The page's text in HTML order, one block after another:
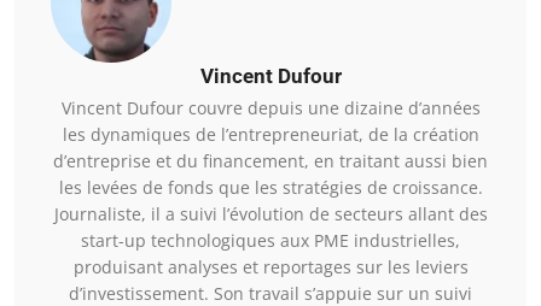
Vincent Dufour
Vincent Dufour couvre depuis une dizaine d’années
les dynamiques de l’entrepreneuriat, de la création
d’entreprise et du financement, en traitant aussi bien
les levées de fonds que les stratégies de croissance.
Journaliste, il a suivi l’évolution de secteurs allant des
start-up technologiques aux PME industrielles,
produisant analyses et reportages sur les leviers
d’investissement. Son travail s’appuie sur un suivi